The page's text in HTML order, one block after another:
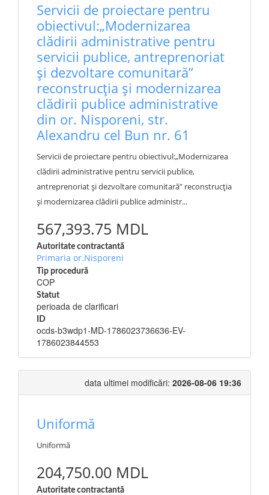
Servicii de proiectare pentru
obiectivul:„Modernizarea
clădirii administrative pentru
servicii publice, antreprenoriat
și dezvoltare comunitară”
reconstrucția și modernizarea
clădirii publice administrative
din or. Nisporeni, str.
Alexandru cel Bun nr. 61
Servicii de proiectare pentru obiectivul:„Modernizarea
clădirii administrative pentru servicii publice,
antreprenoriat și dezvoltare comunitară” reconstrucția
și modernizarea clădirii publice administr...
567,393.75 MDL
Autoritate contractantă
Primaria or.Nisporeni
Tip procedură
COP
Statut
perioada de clarificari
ID
ocds-b3wdp1-MD-1786023736636-EV-
1786023844553
data ultimei modificări: 2026-08-06 19:36
Uniformă
Uniformă
204,750.00 MDL
Autoritate contractantă